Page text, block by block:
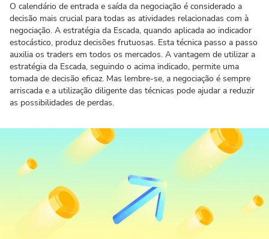
O calendário de entrada e saída da negociação é considerado a
decisão mais crucial para todas as atividades relacionadas com à
negociação. A estratégia da Escada, quando aplicada ao indicador
estocástico, produz decisões frutuosas. Esta técnica passo a passo
auxilia os traders em todos os mercados. A vantagem de utilizar a
estratégia da Escada, seguindo o acima indicado, permite uma
tomada de decisão eficaz. Mas lembre-se, a negociação é sempre
arriscada e a utilização diligente das técnicas pode ajudar a reduzir
as possibilidades de perdas.